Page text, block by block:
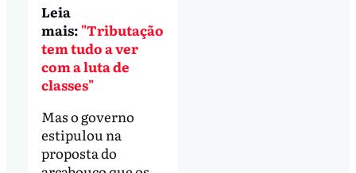
Leia
mais: "Tributação
tem tudo a ver
com a luta de
classes"
Mas o governo
estipulou na
proposta do